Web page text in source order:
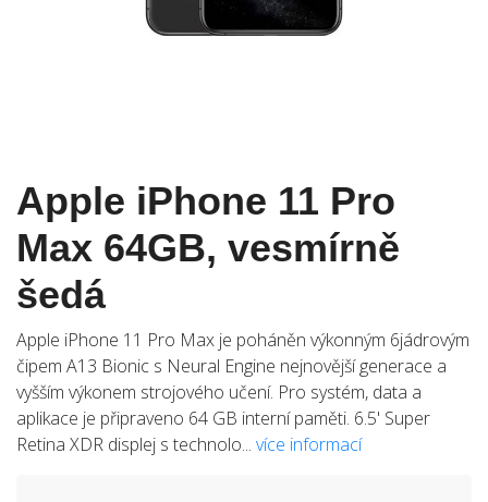
Apple iPhone 11 Pro
Max 64GB, vesmírně
šedá
Apple iPhone 11 Pro Max je poháněn výkonným 6jádrovým
čipem A13 Bionic s Neural Engine nejnovější generace a
vyšším výkonem strojového učení. Pro systém, data a
aplikace je připraveno 64 GB interní paměti. 6.5' Super
Retina XDR displej s technolo... více informací